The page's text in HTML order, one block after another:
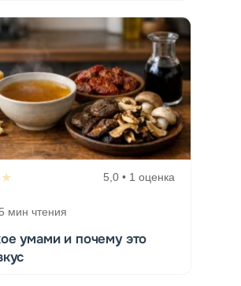
5,0 • 1 оценка
5 мин чтения
умами и почему это